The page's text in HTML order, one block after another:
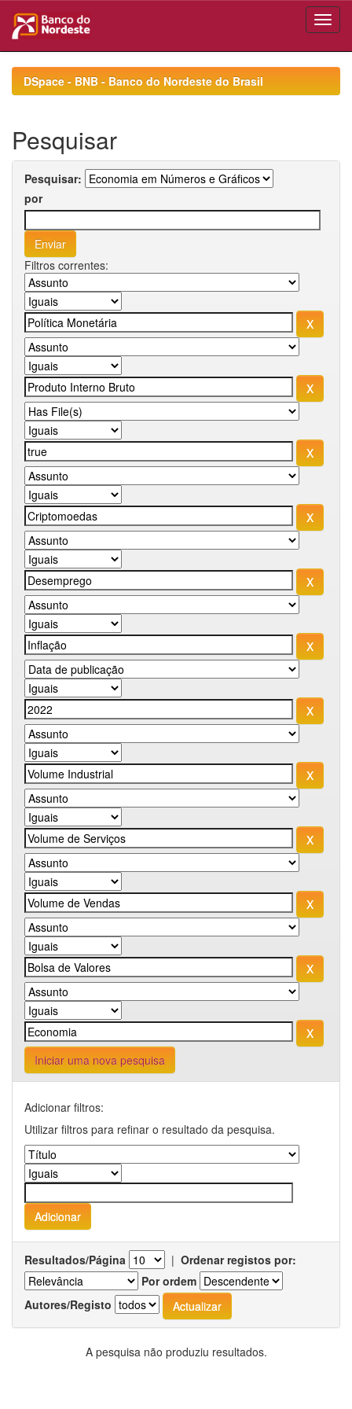
navigationDSpace - BNB - Banco do Nordeste do Brasil
Pesquisar
Pesquisar:
por
Filtros correntes:
Iniciar uma nova pesquisa
Adicionar filtros:
Utilizar filtros para refinar o resultado da pesquisa.
Resultados/Página | Ordenar registos por:
Por ordem
Autores/Registo
A pesquisa não produziu resultados.